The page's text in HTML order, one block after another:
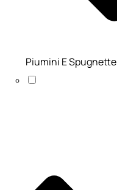
Piumini E Spugnette